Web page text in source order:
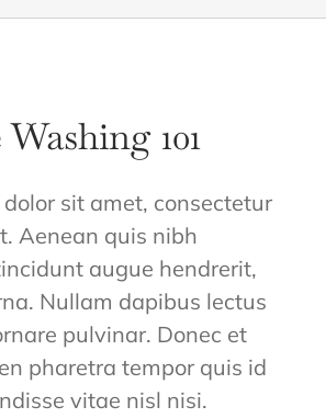
101
sit amet, consectetur
Aenean quis nibh
augue hendrerit,
Nullam dapibus lectus
pulvinar. Donec et
pharetra tempor quis id
vitae nisl nisi.